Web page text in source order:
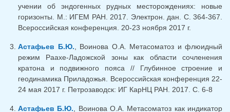
учении об эндогенных рудных месторождениях: новые
горизонты. М.: ИГЕМ РАН. 2017. Электрон. дан. С. 364-367.
Всероссийская конференция. 20-23 ноября 2017 г.
Астафьев Б.Ю. , Воинова О.А. Метасоматоз и флюидный
режим Раахе-Ладожской зоны как области сочленения
кратона и подвижного пояса // Глубинное строение и
геодинамика Приладожья. Всероссийская конференция 22-
24 мая 2017 г. Петрозаводск: ИГ КарНЦ РАН. 2017. С. 6-8
Астафьев Б.Ю. , Воинова О.А. Метасоматоз как индикатор